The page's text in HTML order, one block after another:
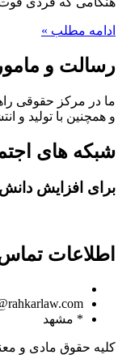
ادامه مطلب »
رسالت و
ما در مرکز حقوقی
و همچنین با تولید و
شبکه های
برای افزایش
اطلاعات
* مشهد
کلیه حقوق مادی و